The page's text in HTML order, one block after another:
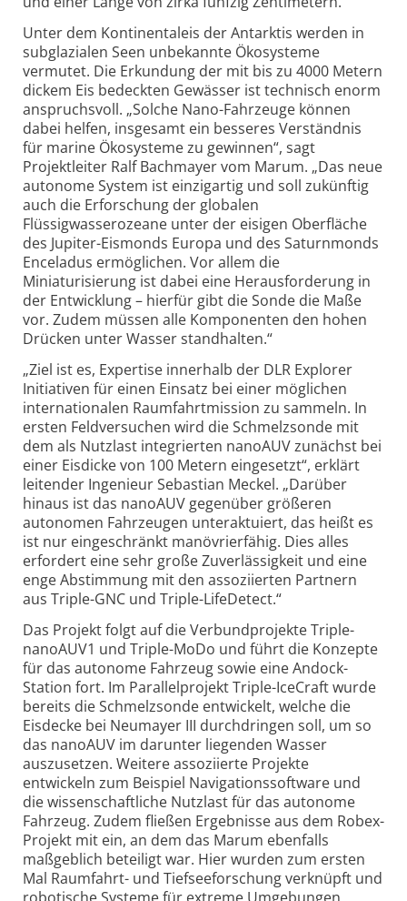
Unter dem Kontinentaleis der Antarktis werden in
subglazialen Seen unbekannte Ökosysteme
vermutet. Die Erkundung der mit bis zu 4000 Metern
dickem Eis bedeckten Gewässer ist technisch enorm
anspruchsvoll. „Solche Nano-Fahrzeuge können
dabei helfen, insgesamt ein besseres Verständnis
für marine Ökosysteme zu gewinnen“, sagt
Projektleiter Ralf Bachmayer vom Marum. „Das neue
autonome System ist einzigartig und soll zukünftig
auch die Erforschung der globalen
Flüssigwasserozeane unter der eisigen Oberfläche
des Jupiter-Eismonds Europa und des Saturnmonds
Enceladus ermöglichen. Vor allem die
Miniaturisierung ist dabei eine Herausforderung in
der Entwicklung – hierfür gibt die Sonde die Maße
vor. Zudem müssen alle Komponenten den hohen
Drücken unter Wasser standhalten.“
„Ziel ist es, Expertise innerhalb der DLR Explorer
Initiativen für einen Einsatz bei einer möglichen
internationalen Raumfahrtmission zu sammeln. In
ersten Feldversuchen wird die Schmelzsonde mit
dem als Nutzlast integrierten nanoAUV zunächst bei
einer Eisdicke von 100 Metern eingesetzt“, erklärt
leitender Ingenieur Sebastian Meckel. „Darüber
hinaus ist das nanoAUV gegenüber größeren
autonomen Fahrzeugen unteraktuiert, das heißt es
ist nur eingeschränkt manövrierfähig. Dies alles
erfordert eine sehr große Zuverlässigkeit und eine
enge Abstimmung mit den assoziierten Partnern
aus Triple-GNC und Triple-LifeDetect.“
Das Projekt folgt auf die Verbundprojekte Triple-
nanoAUV1 und Triple-MoDo und führt die Konzepte
für das autonome Fahrzeug sowie eine Andock-
Station fort. Im Parallelprojekt Triple-IceCraft wurde
bereits die Schmelzsonde entwickelt, welche die
Eisdecke bei Neumayer III durchdringen soll, um so
das nanoAUV im darunter liegenden Wasser
auszusetzen. Weitere assoziierte Projekte
entwickeln zum Beispiel Navigationssoftware und
die wissenschaftliche Nutzlast für das autonome
Fahrzeug. Zudem fließen Ergebnisse aus dem Robex-
Projekt mit ein, an dem das Marum ebenfalls
maßgeblich beteiligt war. Hier wurden zum ersten
Mal Raumfahrt- und Tiefseeforschung verknüpft und